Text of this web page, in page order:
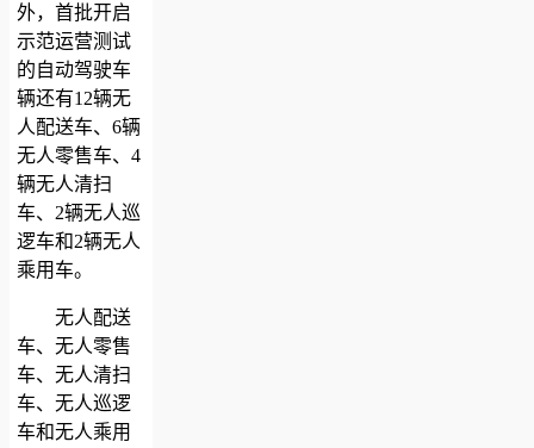
外，首批开启
示范运营测试
的自动驾驶车
辆还有12辆无
人配送车、6辆
无人零售车、4
辆无人清扫
车、2辆无人巡
逻车和2辆无人
乘用车。
无人配送
车、无人零售
车、无人清扫
车、无人巡逻
车和无人乘用